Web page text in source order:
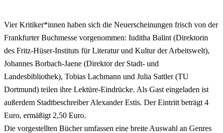
Vier Kritiker*innen haben sich die Neuerscheinungen frisch von der
Frankfurter Buchmesse vorgenommen: Iuditha Balint (Direktorin
des Fritz-Hüser-Instituts für Literatur und Kultur der Arbeitswelt),
Johannes Borbach-Jaene (Direktor der Stadt- und
Landesbibliothek), Tobias Lachmann und Julia Sattler (TU
Dortmund) teilen ihre Lektüre-Eindrücke. Als Gast eingeladen ist
außerdem Stadtbeschreiber Alexander Estis. Der Eintritt beträgt 4
Euro, ermäßigt 2,50 Euro.
Die vorgestellten Bücher umfassen eine breite Auswahl an Genres